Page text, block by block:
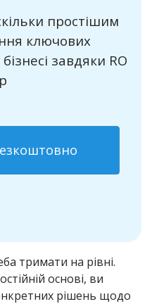
простішим
ключових
завдяки RO
тримати на рівні.
основі, ви
рішень щодо